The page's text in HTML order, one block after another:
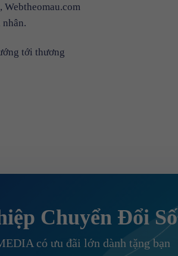
tới thương
Chuyển Đổi Số
có ưu đãi lớn dành tặng bạn